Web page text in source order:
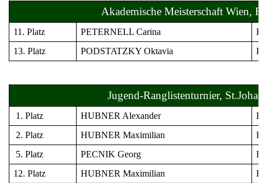
Akademische Meisterschaft Wien,
11. Platz PETERNELL Carina
13. Platz
PODSTATZKY Oktavia
Jugend-Ranglistenturnier,
1. Platz HUBNER Alexander
2. Platz
HUBNER Maximilian
5. Platz
PECNIK Georg
12. Platz
HUBNER Maximilian